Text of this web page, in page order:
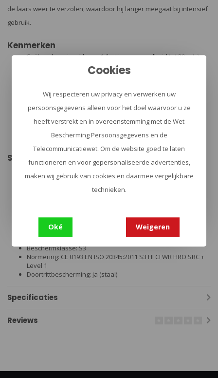
de laars weer te verzolen, waardoor hij langer meegaat bij intensief
gebruik.
Kenmerken
Snijbeschermingsklasse 1 (kettingzaagsnelheid tot 20 m/s)
Stalen neus voor impactbescherming
Stalen tussenzool voor extra perforatiebescherming
Climate System voor beter voetklimaat
Hoog model voor extra ondersteuning en bescherming
Geschikt voor orthopedische inlegzolen (DGUV 112-191)
Optioneel: Grip + Spikes montage mogelijk
Weer te verzolen
Made in Europe
KWF-PROFI getest
Specificaties
Model: Protector Pro 2.0
Artikelnummer: 602019
Gewicht: 1330 g per schoen
Snijbescherming: klasse 1
Beschermklasse: S3
Normering: CE 0193 EN ISO 20345:2011 S3 HI CI WR HRO SRC +
Level 1
Doortrittbescherming: ja (staal)
Specificaties
Reviews
Cookies
Wij respecteren uw privacy en verwerken uw
persoonsgegevens alleen voor het doel waarvoor u ze
heeft verstrekt en in overeenstemming met de Wet
Bescherming Persoonsgegevens en de
Telecommunicatiewet. Om de website goed te laten
functioneren en voor gepersonaliseerde advertenties,
maken wij gebruik van cookies en daarmee vergelijkbare
technieken.
Oké Weigeren